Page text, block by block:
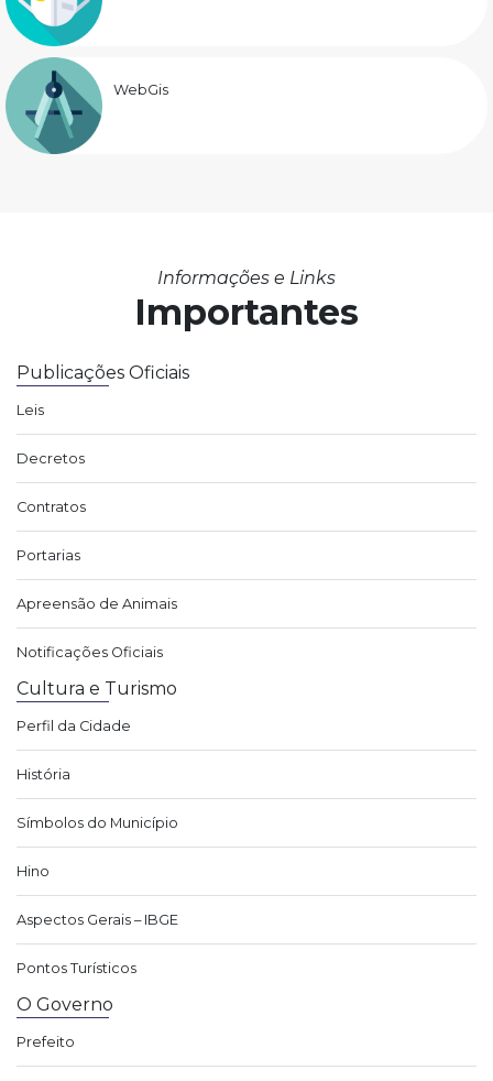
WebGis
Informações e Links
Importantes
Publicações Oficiais
Leis
Decretos
Contratos
Portarias
Apreensão de Animais
Notificações Oficiais
Cultura e Turismo
Perfil da Cidade
História
Símbolos do Município
Hino
Aspectos Gerais – IBGE
Pontos Turísticos
O Governo
Prefeito